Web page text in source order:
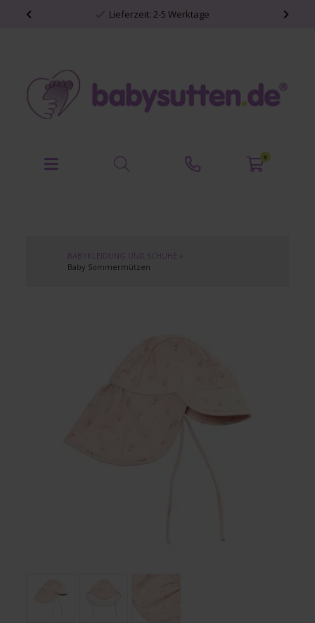
Lieferzeit: 2-5 Werktage
0
BABYKLEIDUNG UND SCHUHE
Baby Sommermützen